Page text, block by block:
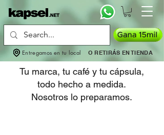
Entregamos en tu local O RETIRÁS EN TIENDA
Tu marca, tu café y tu cápsula,
todo hecho a medida.
Nosotros lo preparamos.